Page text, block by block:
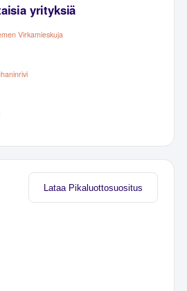
yrityksiä
Virkamieskuja
Lataa Pikaluottosuositus